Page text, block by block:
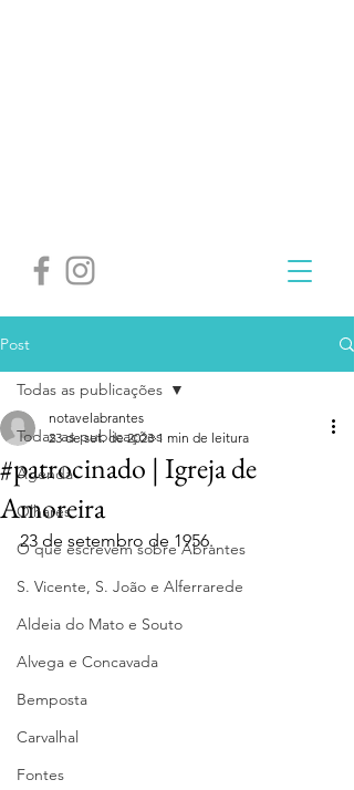
Post
Todas as publicações
Agenda
Olhares
O que escrevem sobre Abrantes
S. Vicente, S. João e Alferrarede
Aldeia do Mato e Souto
Alvega e Concavada
Bemposta
Carvalhal
Fontes
Todas as publicações
#patrocinado | Igreja de
Amoreira
notavelabrantes
23 de set. de 2023 1 min de leitura
23 de setembro de 1956.